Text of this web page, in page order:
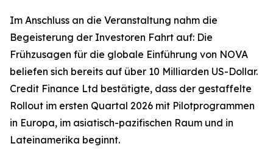
Im Anschluss an die Veranstaltung nahm die
Begeisterung der Investoren Fahrt auf: Die
Frühzusagen für die globale Einführung von NOVA
beliefen sich bereits auf über 10 Milliarden US-Dollar.
Credit Finance Ltd bestätigte, dass der gestaffelte
Rollout im ersten Quartal 2026 mit Pilotprogrammen
in Europa, im asiatisch-pazifischen Raum und in
Lateinamerika beginnt.